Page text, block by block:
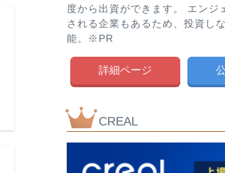
社債
度から出資ができます。 エンジ
される企業もあるため、投資し
能。※PR
詳細ページ
CREAL